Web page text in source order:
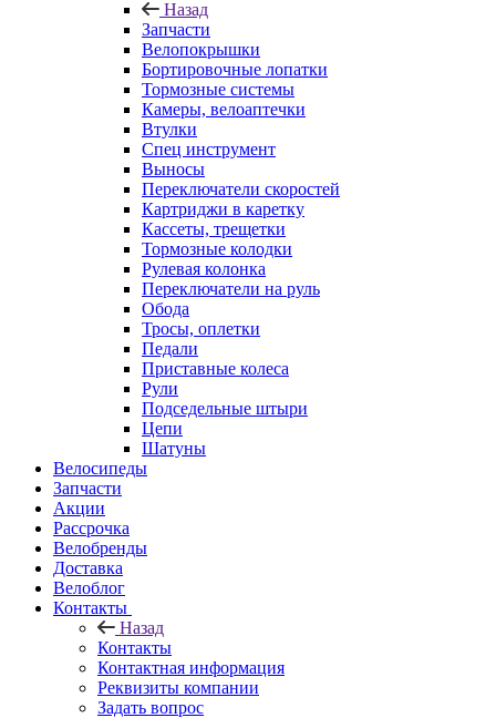
Назад
Запчасти
Велопокрышки
Бортировочные лопатки
Тормозные системы
Камеры, велоаптечки
Втулки
Спец инструмент
Выносы
Переключатели скоростей
Картриджи в каретку
Кассеты, трещетки
Тормозные колодки
Рулевая колонка
Переключатели на руль
Обода
Тросы, оплетки
Педали
Приставные колеса
Рули
Подседельные штыри
Цепи
Шатуны
Велосипеды
Запчасти
Акции
Рассрочка
Велобренды
Доставка
Велоблог
Контакты
Назад
Контакты
Контактная информация
Реквизиты компании
Задать вопрос